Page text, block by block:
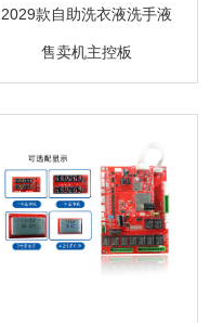
2029款自助洗衣液洗手液
售卖机主控板